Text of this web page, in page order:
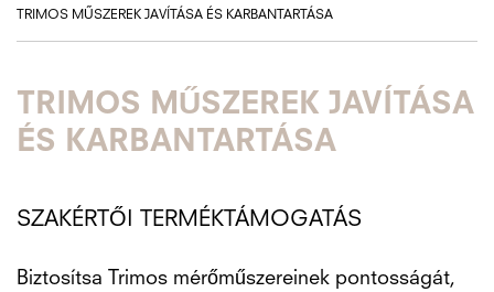
TRIMOS MŰSZEREK JAVÍTÁSA ÉS KARBANTARTÁSA
TRIMOS MŰSZEREK JAVÍTÁSA
ÉS KARBANTARTÁSA
SZAKÉRTŐI TERMÉKTÁMOGATÁS
Biztosítsa Trimos mérőműszereinek pontosságát,